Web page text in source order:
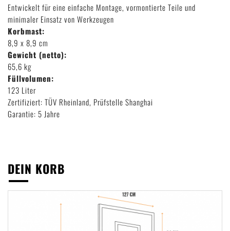
Entwickelt für eine einfache Montage, vormontierte Teile und
minimaler Einsatz von Werkzeugen
Korbmast:
8,9 x 8,9 cm
Gewicht (netto):
65,6 kg
Füllvolumen:
123 Liter
Zertifiziert: TÜV Rheinland, Prüfstelle Shanghai
Garantie: 5 Jahre
DEIN KORB